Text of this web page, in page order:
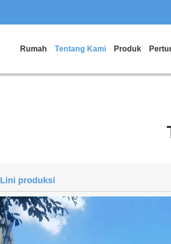
Rumah Tentang Kami Produk
Lini produksi